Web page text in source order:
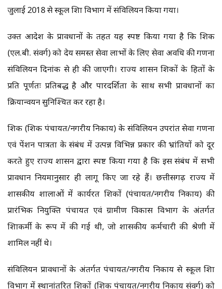
जुलाई 2018 से स्कूल शिक्षा विभाग में संविलियन किया गया।
उक्त आदेश के प्रावधानों के तहत यह स्पष्ट किया गया है कि शिक्षक
(एल.बी. संवर्ग) को देय समस्त सेवा लाभों के लिए सेवा अवधि की गणना
संविलियन दिनांक से ही की जाएगी। राज्य शासन शिक्षकों के हितों के
प्रति पूर्णतः प्रतिबद्ध है और पारदर्शिता के साथ सभी प्रावधानों का
क्रियान्वयन सुनिश्चित कर रहा है।
शिक्षक (शिक्षक पंचायत/नगरीय निकाय) के संविलियन उपरांत सेवा गणना
एवं पेंशन पात्रता के संबंध में उत्पन्न विभिन्न प्रकार की भ्रांतियों को दूर
करते हुए राज्य शासन द्वारा स्पष्ट किया गया है कि इस संबंध में सभी
प्रावधान नियमानुसार ही लागू किए जा रहे हैं। छत्तीसगढ़ राज्य में
शासकीय शालाओं में कार्यरत शिक्षकों (पंचायत/नगरीय निकाय) की
प्रारंभिक नियुक्ति पंचायत एवं ग्रामीण विकास विभाग के अंतर्गत
शिक्षाकर्मी के रूप में की गई थी, जो शासकीय कर्मचारी की श्रेणी में
शामिल नहीं थे।
संविलियन प्रावधानों के अंतर्गत पंचायत/नगरीय निकाय से स्कूल शिक्षा
विभाग में स्थानांतरित शिक्षकों (शिक्षक पंचायत/नगरीय निकाय संवर्ग) को